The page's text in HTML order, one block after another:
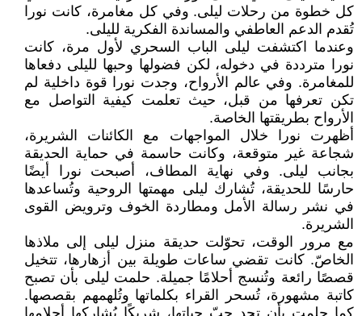
كل خطوة من رحلات ليلى. وفي كل مغامرة، كانت نورا
تُقدم الدعم العاطفي والمساندة الفكرية لليلى.
وعندما اكتشفت ليلى الباب السحري لأول مرة، كانت
نورا مترددة في دخوله، لكن فضولها وحبها لليلى دفعاها
للمغامرة. وفي عالم الأرواح، وجدت نورا قوة داخلية لم
تكن تعرفها من قبل، حيث تعلمت كيفية التواصل مع
الأرواح بطريقتها الخاصة.
أظهرت نورا خلال المواجهات مع الكائنات الشريرة،
شجاعة غير متوقعة، وكانت حاسمة في حماية الحديقة
بجانب ليلى. وفي نهاية المطاف، أصبحت نورا أيضًا
حارسًا للحديقة، تُشارك ليلى مهمتها الروحية وتُساعدها
في نشر رسالة الأمل ومطاردة الخوف وترويض القوى
الشريرة.
مع مرور الوقت، تحوّلت حديقة منزل ليلى إلى ملاذها
الخاصّ. كانت تقضي ساعات طويلة بين أزهارها، تتخيل
قصصًا رائعة وتُنسج أحلامًا جميلة. حلمت ليلى بأن تصبح
كاتبة مشهورة، تُسحر القراء بكلماتها وتُلهمهم بقصصها.